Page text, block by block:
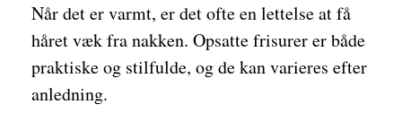
Når det er varmt, er det ofte en lettelse at få
håret væk fra nakken. Opsatte frisurer er både
praktiske og stilfulde, og de kan varieres efter
anledning.